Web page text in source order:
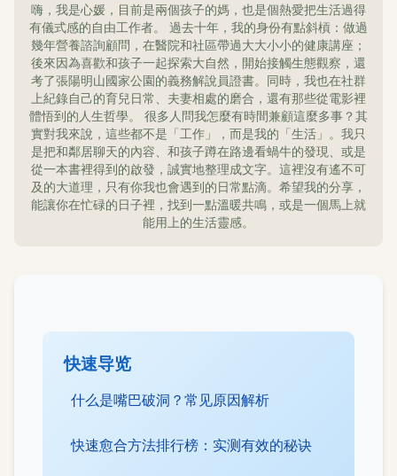
嗨，我是心媛，目前是兩個孩子的媽，也是個熱愛把生活過得
有儀式感的自由工作者。 過去十年，我的身份有點斜槓：做過
幾年營養諮詢顧問，在醫院和社區帶過大大小小的健康講座；
後來因為喜歡和孩子一起探索大自然，開始接觸生態觀察，還
考了張陽明山國家公園的義務解說員證書。同時，我也在社群
上紀錄自己的育兒日常、夫妻相處的磨合，還有那些從電影裡
體悟到的人生哲學。 很多人問我怎麼有時間兼顧這麼多事？其
實對我來說，這些都不是「工作」，而是我的「生活」。我只
是把和鄰居聊天的內容、和孩子蹲在路邊看蝸牛的發現、或是
從一本書裡得到的啟發，誠實地整理成文字。這裡沒有遙不可
及的大道理，只有你我也會遇到的日常點滴。希望我的分享，
能讓你在忙碌的日子裡，找到一點溫暖共鳴，或是一個馬上就
能用上的生活靈感。
快速导览
什么是嘴巴破洞？常见原因解析
快速愈合方法排行榜：实测有效的秘诀